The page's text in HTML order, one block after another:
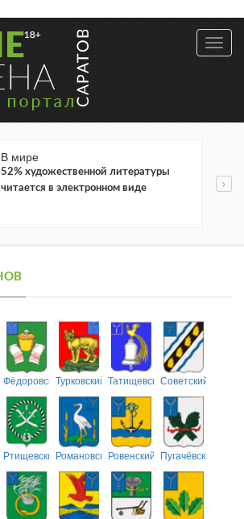
В мире
52% художественной литературы
читается в электронном виде
ФёдоровскийТурковский ТатищевскийСоветский
РтищевскийРомановскийРовенский Пугачёвский